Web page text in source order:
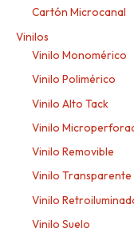
Cartón Microcanal
Vinilos
Vinilo Monomérico
Vinilo Polimérico
Vinilo Alto Tack
Vinilo
Vinilo Removible
Vinilo Transparente
Vinilo
Vinilo Suelo